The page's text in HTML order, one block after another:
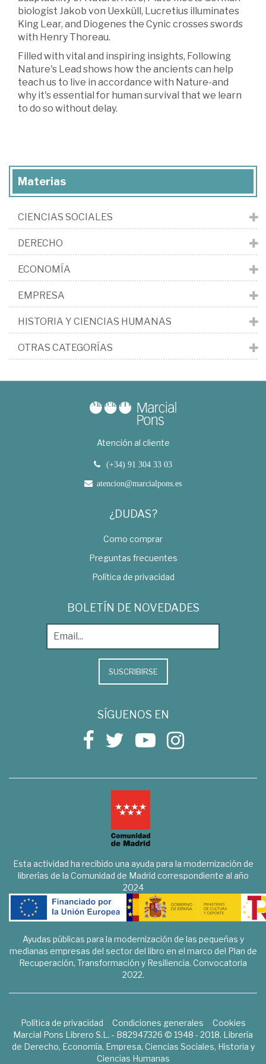
biologist Jakob von Uexküll, Lucretius illuminates
King Lear, and Diogenes the Cynic crosses swords
with Henry Thoreau.
Filled with vital and inspiring insights, Following
Nature's Lead shows how the ancients can help
teach us to live in accordance with Nature-and
why it's essential for human survival that we learn
to do so without delay.
Materias
CIENCIAS SOCIALES
DERECHO
ECONOMÍA
EMPRESA
HISTORIA Y CIENCIAS HUMANAS
OTRAS CATEGORÍAS
Atención al cliente
(+34) 91 304 33 03
atencion@marcialpons.es
¿DUDAS?
Como comprar
Preguntas frecuentes
Política de privacidad
BOLETÍN DE NOVEDADES
SUSCRIBIRSE
SÍGUENOS EN
Esta actividad ha recibido una ayuda para la modernización de
librerías de la Comunidad de Madrid correspondiente al año
2024
Ayudas públicas para la modernización de las pequeñas y
medianas empresas del sector del libro en el marco del Plan de
Recuperación, Transformación y Resiliencia. Convocatoria
2022.
Política de privacidad Condiciones generales
Cookies
Marcial Pons Librero S.L. - B82947326 © 1948 - 2018. Librería
de Derecho, Economía, Empresa, Ciencias Sociales, Historia y
Ciencias Humanas